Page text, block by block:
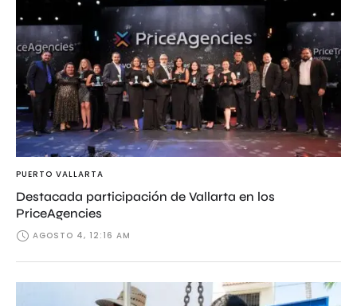
PUERTO VALLARTA
Destacada participación de Vallarta en los
PriceAgencies
AGOSTO 4, 12:16 AM